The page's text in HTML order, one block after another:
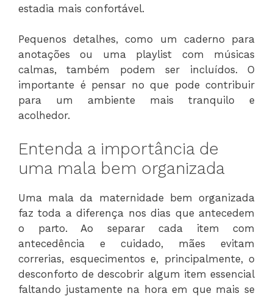
estadia mais confortável.
Pequenos detalhes, como um caderno para
anotações ou uma playlist com músicas
calmas, também podem ser incluídos. O
importante é pensar no que pode contribuir
para um ambiente mais tranquilo e
acolhedor.
Entenda a importância de
uma mala bem organizada
Uma mala da maternidade bem organizada
faz toda a diferença nos dias que antecedem
o parto. Ao separar cada item com
antecedência e cuidado, mães evitam
correrias, esquecimentos e, principalmente, o
desconforto de descobrir algum item essencial
faltando justamente na hora em que mais se